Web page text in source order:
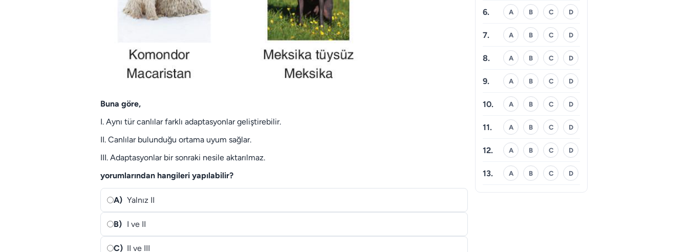
Buna göre,
I. Aynı tür canlılar farklı adaptasyonlar geliştirebilir.
II. Canlılar bulunduğu ortama uyum sağlar.
III. Adaptasyonlar bir sonraki nesile aktarılmaz.
yorumlarından hangileri yapılabilir?
A) Yalnız II
B) I ve II
C) II ve III
6. A B C D
7. A B C D
8. A B C D
9. A B C D
10. A B C D
11. A B C D
12. A B C D
13. A B C D